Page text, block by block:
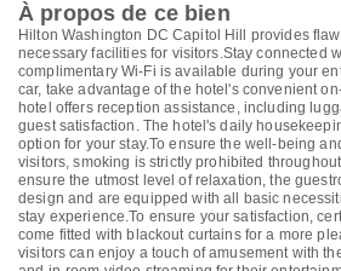
À propos de ce bien
Hilton Washington DC Capitol Hill provides
necessary facilities for visitors.Stay connected
complimentary Wi-Fi is available during your
car, take advantage of the hotel's convenient
hotel offers reception assistance, including
guest satisfaction. The hotel's daily
option for your stay.To ensure the well-being
visitors, smoking is strictly prohibited
ensure the utmost level of relaxation, the
design and are equipped with all basic
stay experience.To ensure your satisfaction,
come fitted with blackout curtains for a more
visitors can enjoy a touch of amusement with